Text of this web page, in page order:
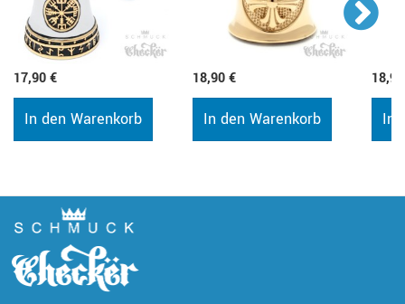
17,90 €
In den Warenkorb
18,90 €
In den Warenkorb In